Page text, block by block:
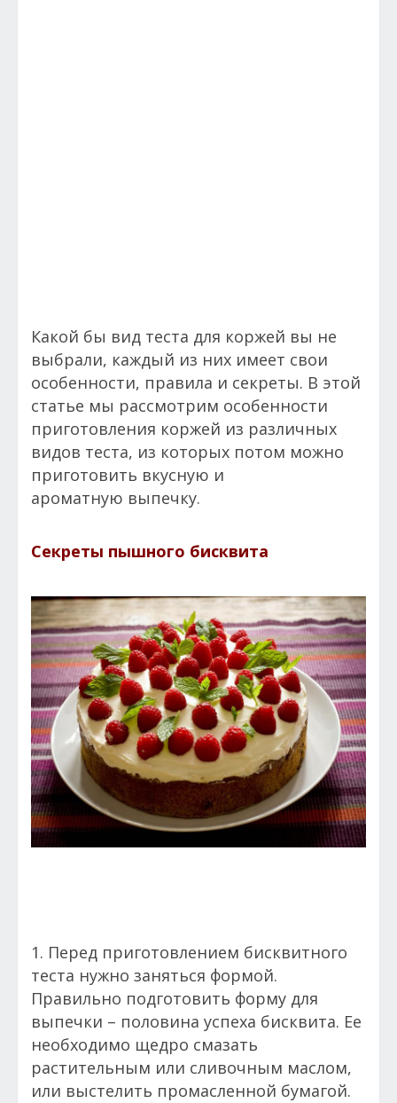
Какой бы вид теста для коржей вы не
выбрали, каждый из них имеет свои
особенности, правила и секреты. В этой
статье мы рассмотрим особенности
приготовления коржей из различных
видов теста, из которых потом можно
приготовить вкусную и
ароматную выпечку.
Секреты пышного бисквита
1. Перед приготовлением бисквитного
теста нужно заняться формой.
Правильно подготовить форму для
выпечки – половина успеха бисквита. Ее
необходимо щедро смазать
растительным или сливочным маслом,
или выстелить промасленной бумагой.